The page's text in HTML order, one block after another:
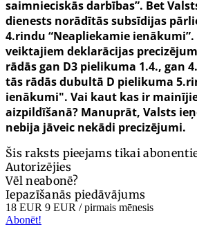
saimnieciskās darbības”. Bet
dienests norādītās subsīdijas
4.rindu “Neapliekamie ienākumi”.
veiktajiem deklarācijas
rādās gan D3 pielikuma 1.4., gan
tās rādās dubultā D pielikuma
ienākumi". Vai kaut kas ir
aizpildīšanā? Manuprāt, Valsts
nebija jāveic nekādi precizējumi.
Šis raksts pieejams tikai
Autorizējies
Vēl neabonē?
Iepazīšanās piedāvājums
18 EUR 9 EUR / pirmais mēnesis
Abonēt!